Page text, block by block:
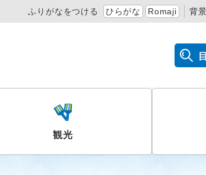
ふりがなをつける ひらがな Romaji 背
観光